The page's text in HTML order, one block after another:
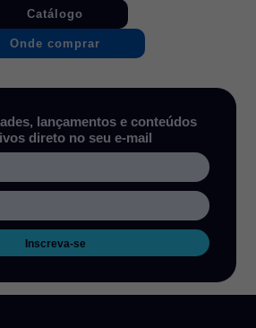
Catálogo
Onde comprar
lançamentos e conteúdos
direto no seu e-mail
Inscreva-se